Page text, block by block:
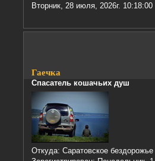
Вторник, 28 июля, 2026г. 10:18:00
Гаечка
Спасатель кошачьих душ
Откуда: Саратовское бездорожье